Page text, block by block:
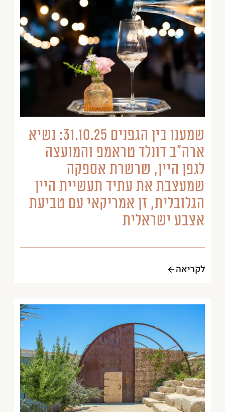
שמענו בין הגפנים 31.10.25: נשיא
ארה”ב דונלד טראמפ והמועצה
לגפן היין, שרשרת אספקה
שמעצבת את עתיד תעשיית היין
הגלובלית, זן אמריקאי עם טביעת
אצבע ישראלית
לקריאה